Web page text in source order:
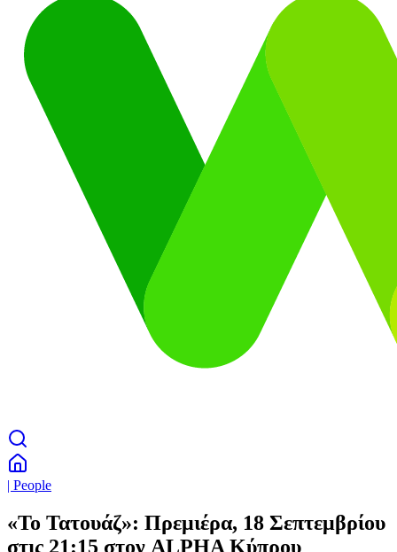
| People
«Το Τατουάζ»: Πρεμιέρα, 18 Σεπτεμβρίου
στις 21:15 στον ALPHA Κύπρου